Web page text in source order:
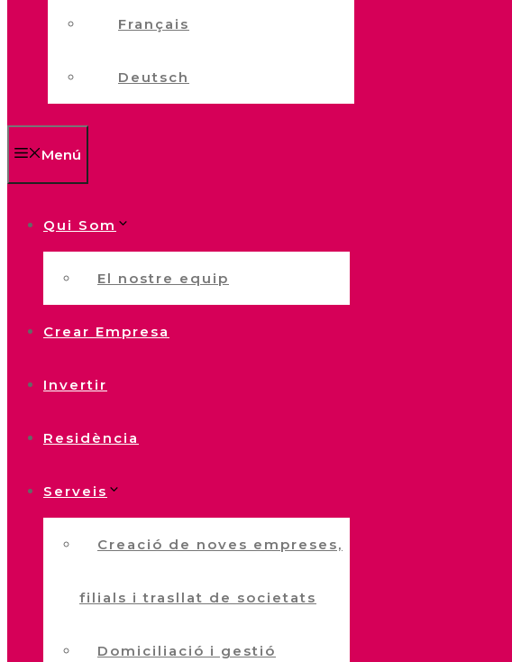
Français
Deutsch
Menú
Qui Som
El nostre equip
Crear Empresa
Invertir
Residència
Serveis
Creació de noves empreses,
filials i trasllat de societats
Domiciliació i gestió